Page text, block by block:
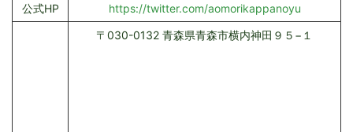
公式HP
https://twitter.com/aomorikappanoyu
〒030-0132 青森県青森市横内神田９５−１